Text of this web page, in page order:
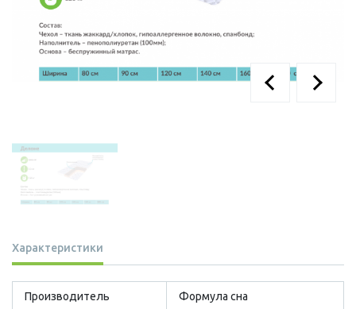
Характеристики
Производитель Формула сна